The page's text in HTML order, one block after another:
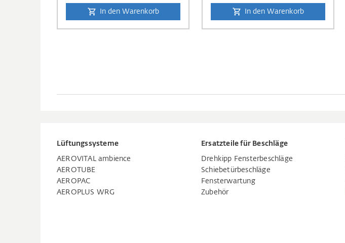
In den Warenkorb In den Warenkorb
Lüftungssysteme
AEROVITAL ambience
AEROTUBE
AEROPAC
AEROPLUS WRG
Ersatzteile für Beschläge
Drehkipp Fensterbeschläge
Schiebetürbeschläge
Fensterwartung
Zubehör